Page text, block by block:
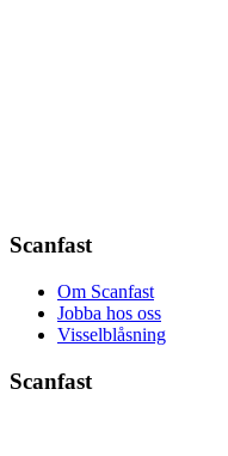
Scanfast
Om Scanfast
Jobba hos oss
Visselblåsning
Scanfast